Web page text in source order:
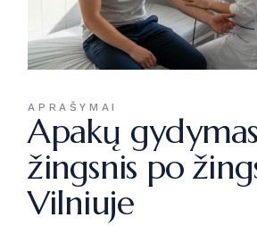
APRAŠYMAI
Apakų
žingsnis po
Vilniuje